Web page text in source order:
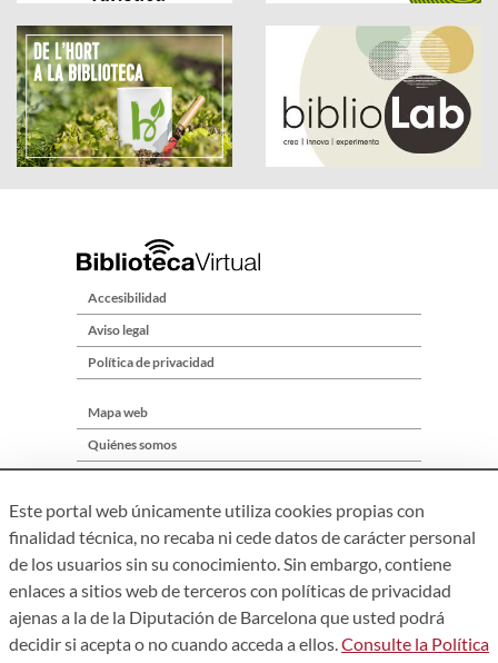
Accesibilidad
Aviso legal
Política de privacidad
Mapa web
Quiénes somos
Este portal web únicamente utiliza cookies propias con
finalidad técnica, no recaba ni cede datos de carácter personal
de los usuarios sin su conocimiento. Sin embargo, contiene
enlaces a sitios web de terceros con políticas de privacidad
ajenas a la de la Diputación de Barcelona que usted podrá
decidir si acepta o no cuando acceda a ellos.Consulte la Política